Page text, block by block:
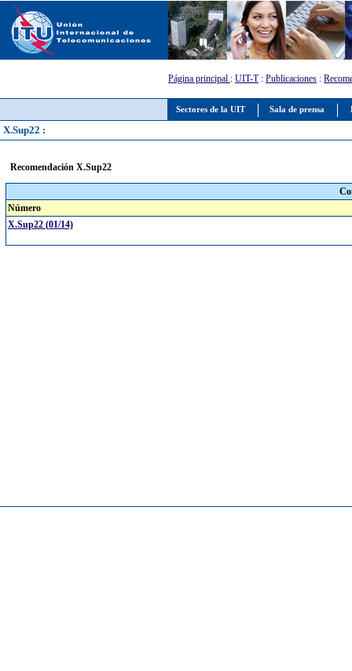
Sectores de la UIT Sala de prensa
Página principal : UIT-T: Publicaciones :
X.Sup22 :
Recomendación X.Sup22
Número
X.Sup22 (01/14)